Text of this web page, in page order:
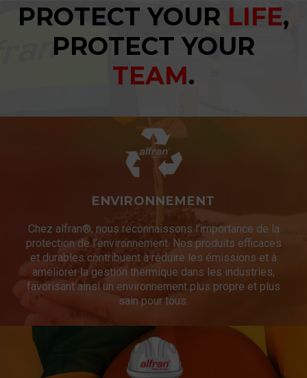
PROTECT YOUR LIFE,
PROTECT YOUR
TEAM.
ENVIRONNEMENT
Chez alfran®, nous reconnaissons l’importance de la
protection de l’environnement. Nos produits efficaces
et durables contribuent à réduire les émissions et à
améliorer la gestion thermique dans les industries,
favorisant ainsi un environnement plus propre et plus
sain pour tous.